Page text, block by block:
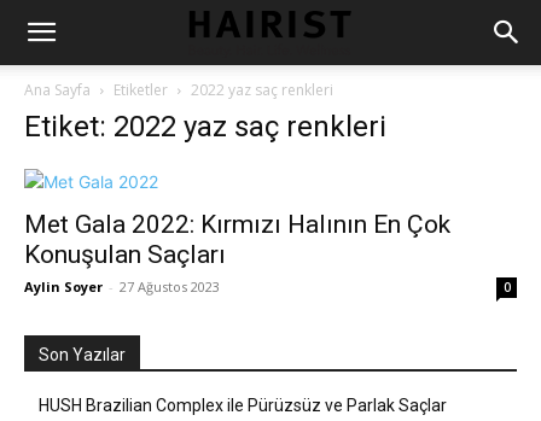
Ana Sayfa Etiketler 2022 yaz saç renkleri
Etiket: 2022 yaz saç renkleri
Met Gala 2022: Kırmızı Halının En Çok
Konuşulan Saçları
Aylin Soyer - 27 Ağustos 2023 0
Son Yazılar
HUSH Brazilian Complex ile Pürüzsüz ve Parlak Saçlar